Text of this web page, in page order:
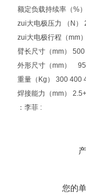
额定负载持续率（%
zui大电极压力 （N
zui大电极行程（mm
臂长尺寸（mm）
外形尺寸（mm）
重量（Kg） 300 400
焊接能力（mm）
：李菲 :
您的